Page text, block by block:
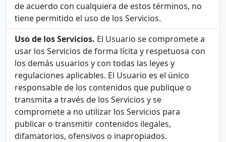
de acuerdo con cualquiera de estos términos, no
tiene permitido el uso de los Servicios.
Uso de los Servicios. El Usuario se compromete a
usar los Servicios de forma lícita y respetuosa con
los demás usuarios y con todas las leyes y
regulaciones aplicables. El Usuario es el único
responsable de los contenidos que publique o
transmita a través de los Servicios y se
compromete a no utilizar los Servicios para
publicar o transmitir contenidos ilegales,
difamatorios, ofensivos o inapropiados.